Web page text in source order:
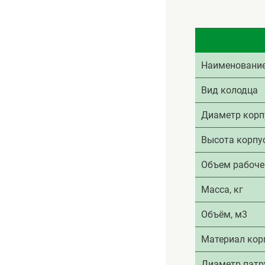
Вид колодца
Диаметр
Высота
Объем
Масса, кг
Объём, м3
Материал